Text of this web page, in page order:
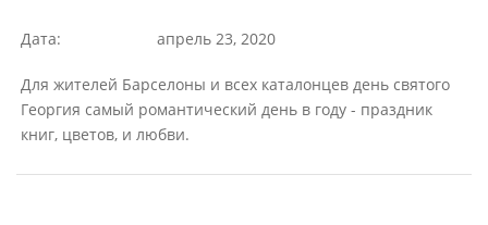
Дата: апрель 23, 2020
Для жителей Барселоны и всех каталонцев день святого
Георгия самый романтический день в году - праздник
книг, цветов, и любви.